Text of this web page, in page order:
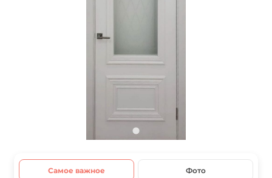
Самое важное Фото